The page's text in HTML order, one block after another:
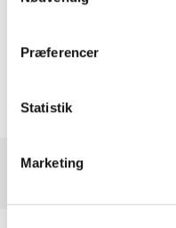
Præferencer
Statistik
Marketing